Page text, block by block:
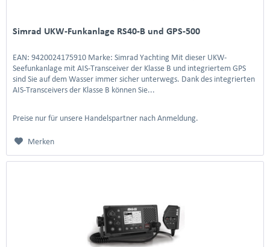
Simrad UKW-Funkanlage RS40-B und GPS-500
EAN: 9420024175910 Marke: Simrad Yachting Mit dieser UKW-
Seefunkanlage mit AIS-Transceiver der Klasse B und integriertem GPS
sind Sie auf dem Wasser immer sicher unterwegs. Dank des integrierten
AIS-Transceivers der Klasse B können Sie...
Preise nur für unsere Handelspartner nach Anmeldung.
Merken